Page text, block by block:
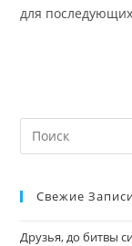
для
Свежие
Друзья, до битвы